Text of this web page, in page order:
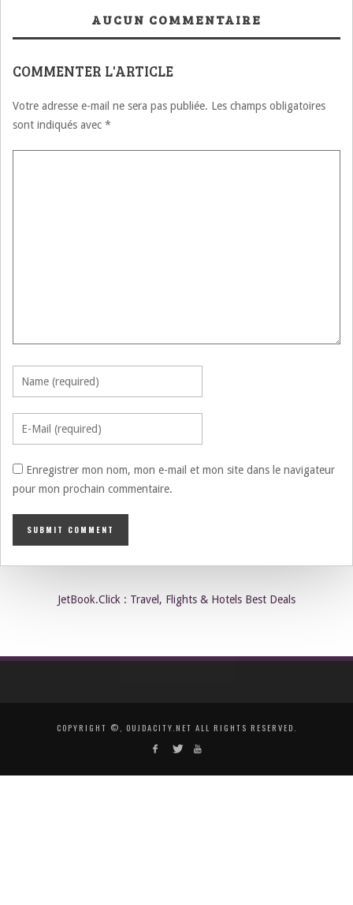
cause méconnueAUCUN COMMENTAIRE
COMMENTER L'ARTICLE
Votre adresse e-mail ne sera pas publiée. Les champs obligatoires
sont indiqués avec *
Enregistrer mon nom, mon e-mail et mon site dans le navigateur
pour mon prochain commentaire.
JetBook.Click : Travel, Flights & Hotels Best Deals
COPYRIGHT ©, OUJDACITY.NET ALL RIGHTS RESERVED.